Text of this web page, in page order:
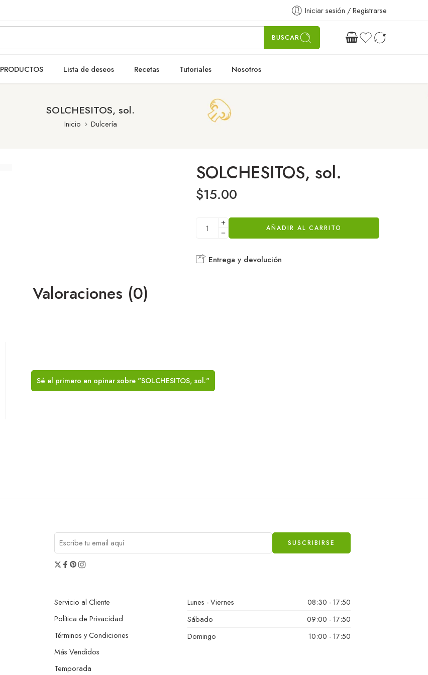
Iniciar sesión / Registrarse
BUSCAR
PRODUCTOS Lista de deseos Recetas Tutoriales Nosotros
SOLCHESITOS, sol.
Inicio Dulcería
SOLCHESITOS, sol.
$15.00
AÑADIR AL CARRITO
Entrega y devolución
Valoraciones (0)
Sé el primero en opinar sobre "SOLCHESITOS, sol."
Servicio al Cliente
Política de Privacidad
Términos y Condiciones
Más Vendidos
Temporada
Lunes - Viernes
08:30 - 17:50
Sábado
09:00 - 17:50
Domingo
10:00 - 17:50